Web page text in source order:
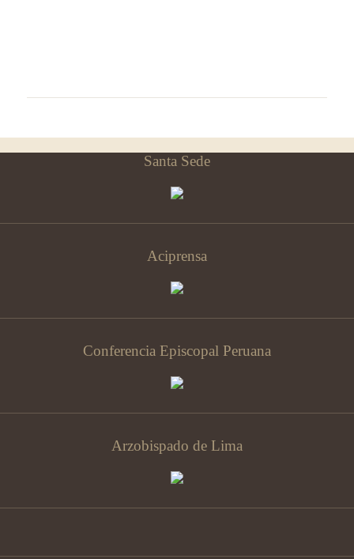
Santa Sede
Aciprensa
Conferencia Episcopal Peruana
Arzobispado de Lima